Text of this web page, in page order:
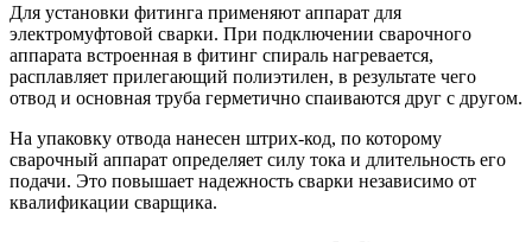
Для установки фитинга применяют аппарат для
электромуфтовой сварки. При подключении сварочного
аппарата встроенная в фитинг спираль нагревается,
расплавляет прилегающий полиэтилен, в результате чего
отвод и основная труба герметично спаиваются друг с другом.
На упаковку отвода нанесен штрих-код, по которому
сварочный аппарат определяет силу тока и длительность его
подачи. Это повышает надежность сварки независимо от
квалификации сварщика.